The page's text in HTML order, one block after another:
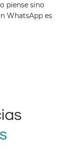
piense sino
WhatsApp es